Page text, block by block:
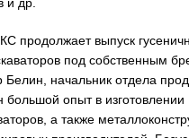
продолжает выпуск
под собственным
Белин, начальник отдела
большой опыт в изготовлении
а также